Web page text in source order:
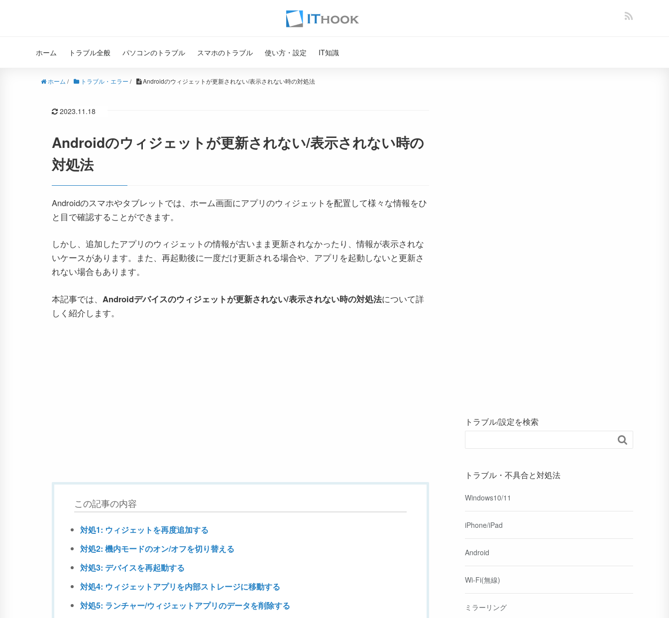
ホーム トラブル全般 パソコンのトラブル スマホのトラブル 使い方・設定 IT知識
ホーム / トラブル・エラー / Androidのウィジェットが更新されない/表示されない時の対処法
2023.11.18
Androidのウィジェットが更新されない/表示されない時の
対処法
Androidのスマホやタブレットでは、ホーム画面にアプリのウィジェットを配置して様々な情報をひ
と目で確認することができます。
しかし、追加したアプリのウィジェットの情報が古いまま更新されなかったり、情報が表示されな
いケースがあります。また、再起動後に一度だけ更新される場合や、アプリを起動しないと更新さ
れない場合もあります。
本記事では、 Androidデバイスのウィジェットが更新されない/表示されない時の対処法について詳
しく紹介します。
この記事の内容
対処1: ウィジェットを再度追加する
対処2: 機内モードのオン/オフを切り替える
対処3: デバイスを再起動する
対処4: ウィジェットアプリを内部ストレージに移動する
対処5: ランチャー/ウィジェットアプリのデータを削除する
トラブル/設定を検索

トラブル・不具合と対処法
Windows10/11
iPhone/iPad
Android
Wi-Fi(無線)
ミラーリング